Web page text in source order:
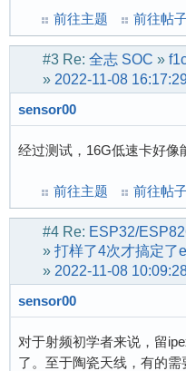
前往主题 前往帖
#3 Re: 全志 SOC »
» 2022-11-08
sensor00
经过测试，16G低速卡好像
前往主题 前往帖
#4 Re: ESP32/
» 打样了4次才搞定了
» 2022-11-08
sensor00
对于射频初学者来说，留
了。至于陶瓷天线，有的